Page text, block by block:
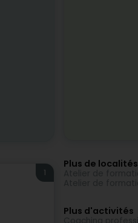
1
Plus de localités
Plus d'activités